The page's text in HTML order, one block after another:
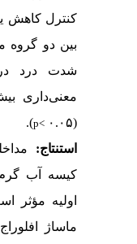
کنترل کاهش یافت
بین دو گروه
شدت درد در
معنی‌داری
p<
)
.
استنتاج:مداخله
کیسه آب
اولیه مؤثر
ماساژ